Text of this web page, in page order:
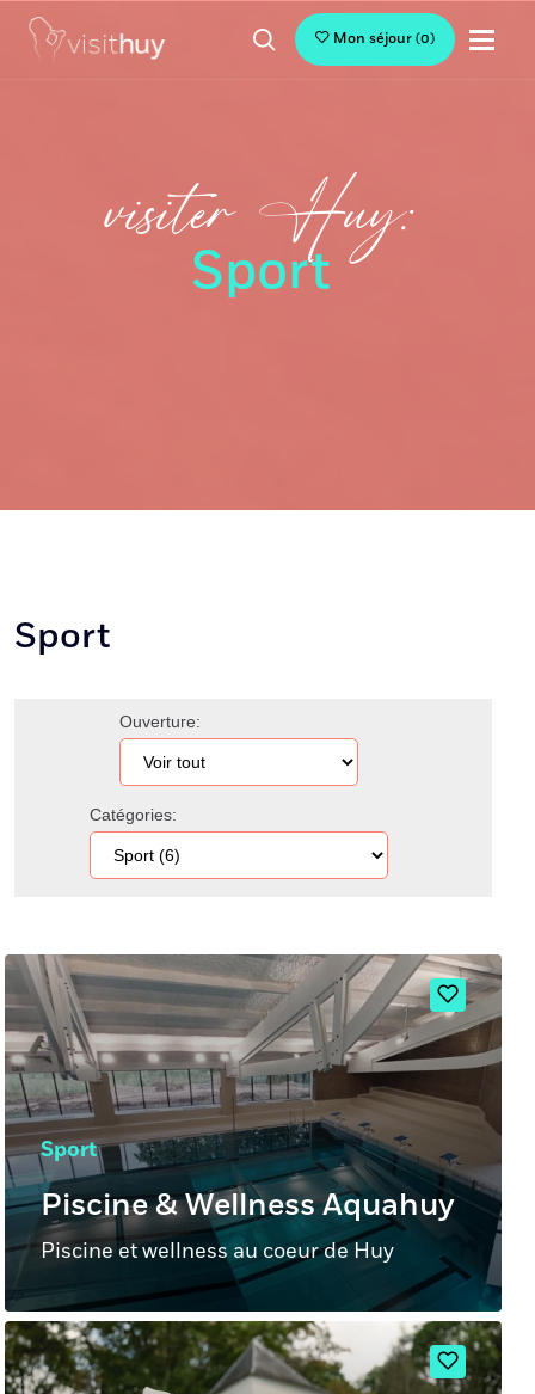
Mon séjour(0)
visiter Huy:
Sport
Sport
Ouverture:
Catégories:
Sport
Piscine & Wellness Aquahuy
Piscine et wellness au coeur de Huy